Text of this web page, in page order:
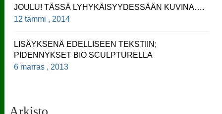
JOULU! TÄSSÄ LYHYKÄISYYDESSÄÄN KUVINA….
12 tammi , 2014
LISÄYKSENÄ EDELLISEEN TEKSTIIN;
PIDENNYKSET BIO SCULPTURELLA
6 marras , 2013